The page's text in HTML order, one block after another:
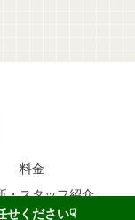
料金
・スタッフ紹介
せください☟